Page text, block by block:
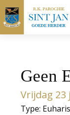
Geen
Vrijdag 23
Type: